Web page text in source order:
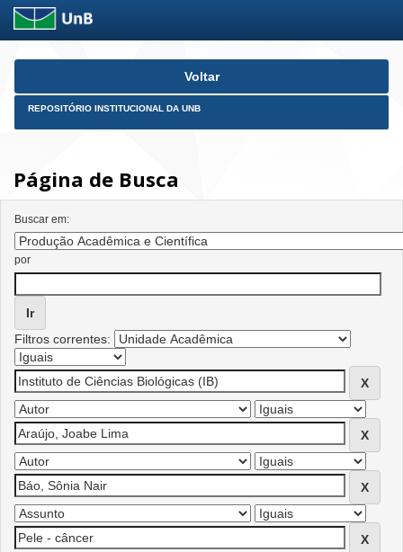
Skip
Voltar
REPOSITÓRIO INSTITUCIONAL DA UNB
Página de Busca
Buscar em:
por
Filtros correntes: